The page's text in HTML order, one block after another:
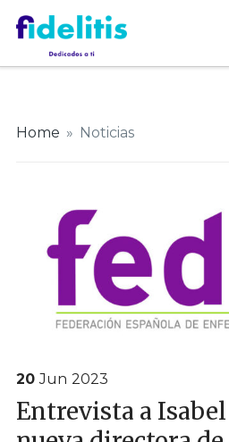
Home » Noticias
20 Jun 2023
Entrevista a